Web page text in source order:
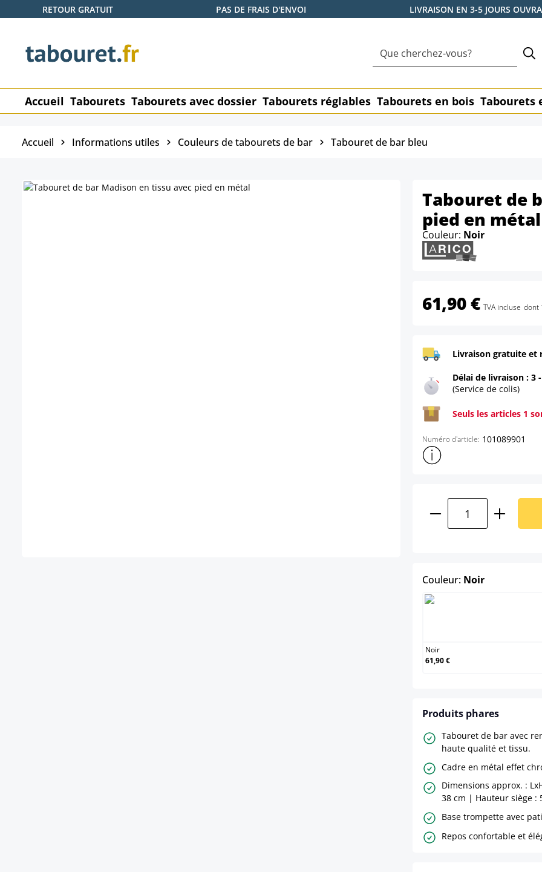
au contenu principal
Passer à la recherche
Passer à la navigation principale
RETOUR GRATUIT PAS DE FRAIS D'ENVOI LIVRAISON EN 3-5 JOURS
Accueil Tabourets Tabourets avec dossier Tabourets réglables Tabourets en bois Tabourets
Accueil Informations utiles Couleurs de tabourets de bar Tabouret de bar bleu
Tabouret de
pied en métal
Couleur: Noir
61,90 € TVA incluse dont
Livraison gratuite et
Délai de livraison : 3
(Service de colis)
Seuls les articles 1
Numéro d'article: 101089901
Afficher plus d'informations
Quantité de
Couleur: Noirselect
Noir
61,90 €
Produits phares
Tabouret de bar avec
haute qualité et tissu.
Cadre en métal effet
Dimensions approx. :
38 cm | Hauteur siège :
Base trompette avec
Repos confortable et